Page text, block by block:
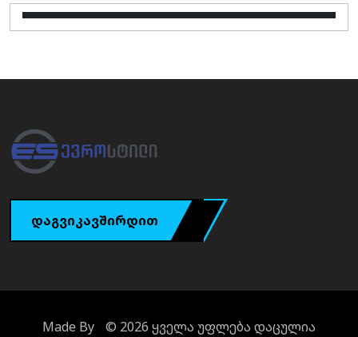
დაგვიკავშირდით
Made By © 2026 ყველა უფლება დაცულია